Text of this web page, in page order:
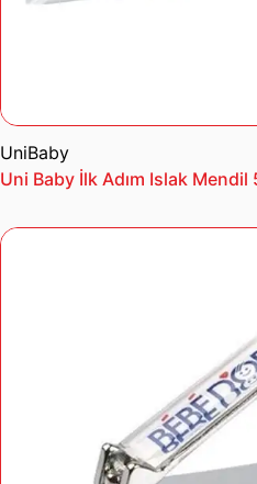
UniBaby
Uni Baby İlk Adım Islak Mendil